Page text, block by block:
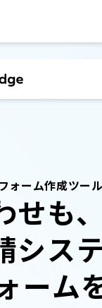
ーム作成ツール
せも
ステ
ーム